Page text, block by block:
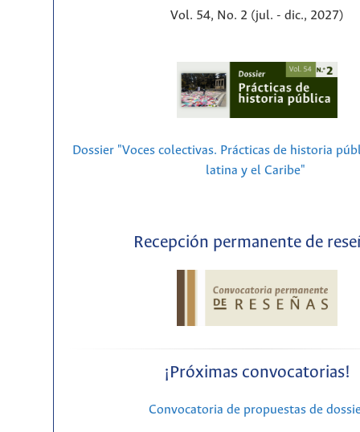
Vol. 54, No. 2 (jul. - dic., 2027)
Dossier "Voces colectivas. Prácticas de historia
latina y el Caribe"
Recepción permanente de
¡Próximas convocatorias!
Convocatoria de propuestas de